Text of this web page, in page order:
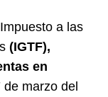
a las
(IGTF),
en
de marzo del